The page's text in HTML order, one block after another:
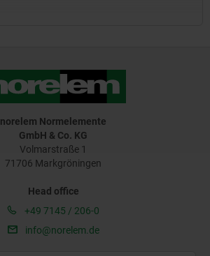
norelem Normelemente
GmbH & Co. KG
Volmarstraße 1
71706 Markgröningen
Head office
+49 7145 / 206-0
info@norelem.de